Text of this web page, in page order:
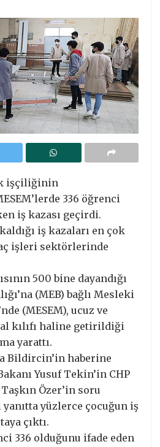
işçiliğinin
336 öğrenci
iş kazası geçirdi.
iş kazaları en çok
işleri sektörlerinde
500 bine dayandığı
(MEB) bağlı Mesleki
(MESEM), ucuz ve
kılıfı haline getirildiği
yarattı.
Bildircin’in haberine
Yusuf Tekin’in CHP
Özer’in soru
yüzlerce çocuğun iş
çıktı.
336 olduğunu ifade eden